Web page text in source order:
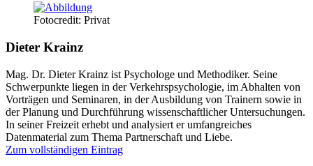
Fotocredit: Privat
Dieter Krainz
Mag. Dr. Dieter Krainz ist Psychologe und Methodiker. Seine
Schwerpunkte liegen in der Verkehrspsychologie, im Abhalten von
Vorträgen und Seminaren, in der Ausbildung von Trainern sowie in
der Planung und Durchführung wissenschaftlicher Untersuchungen.
In seiner Freizeit erhebt und analysiert er umfangreiches
Datenmaterial zum Thema Partnerschaft und Liebe.
Zum vollständigen Eintrag